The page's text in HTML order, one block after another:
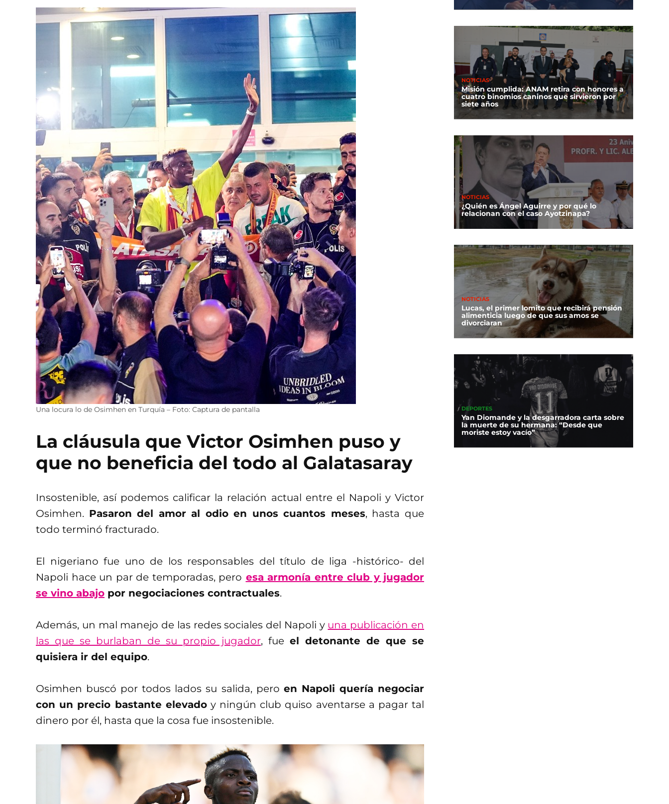
Una locura lo de Osimhen en Turquía – Foto: Captura de pantalla
La cláusula que Victor Osimhen puso y
que no beneficia del todo al Galatasaray
Insostenible, así podemos calificar la relación actual entre el Napoli y Victor
Osimhen. Pasaron del amor al odio en unos cuantos meses, hasta que
todo terminó fracturado.
El nigeriano fue uno de los responsables del título de liga -histórico- del
Napoli hace un par de temporadas, pero esa armonía entre club y jugador
se vino abajo por negociaciones contractuales.
Además, un mal manejo de las redes sociales del Napoli y una publicación en
las que se burlaban de su propio jugador, fue el detonante de que se
quisiera ir del equipo.
Osimhen buscó por todos lados su salida, pero en Napoli quería negociar
con un precio bastante elevadoy ningún club quiso aventarse a pagar tal
dinero por él, hasta que la cosa fue insostenible.
NOTICIAS
Misión cumplida: ANAM retira con honores a
cuatro binomios caninos que sirvieron por
siete años
NOTICIAS
¿Quién es Ángel Aguirre y por qué lo
relacionan con el caso Ayotzinapa?
NOTICIAS
Lucas, el primer lomito que recibirá pensión
alimenticia luego de que sus amos se
divorciaran
DEPORTES
Yan Diomande y la desgarradora carta sobre
la muerte de su hermana: “Desde que
moriste estoy vacío”